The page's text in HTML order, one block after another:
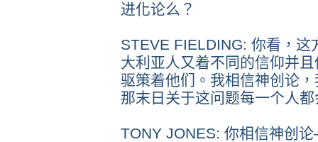
进化论么？
STEVE FIELDING: 你看，
大利亚人又着不同的信仰并
驱策着他们。我相信神创论
那末日关于这问题每一个人
TONY JONES: 你相信神创